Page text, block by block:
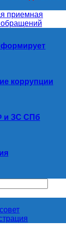
приемная
обращений
коррупции
и ЗС СПб